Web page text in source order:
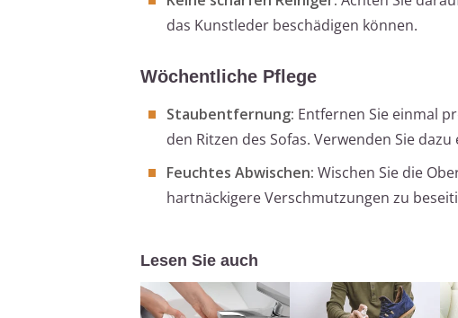
das Kunstleder beschädigen können.
Wöchentliche Pflege
Staubentfernung: Entfernen Sie einmal
den Ritzen des Sofas. Verwenden Sie
Feuchtes Abwischen: Wischen Sie die
hartnäckigere Verschmutzungen zu
Lesen Sie auch